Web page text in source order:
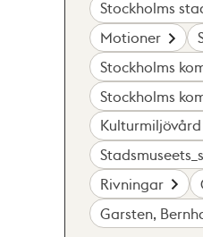
Stockholms
Motioner
Stockholms
Stockholms
Kulturmiljövård
Rivningar
Garsten,